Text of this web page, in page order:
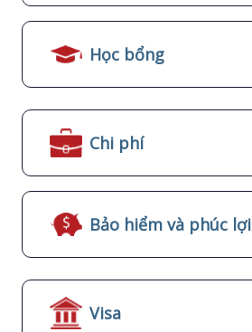
Học bổng
Chi phí
Bảo hiểm và phúc lợi
Visa